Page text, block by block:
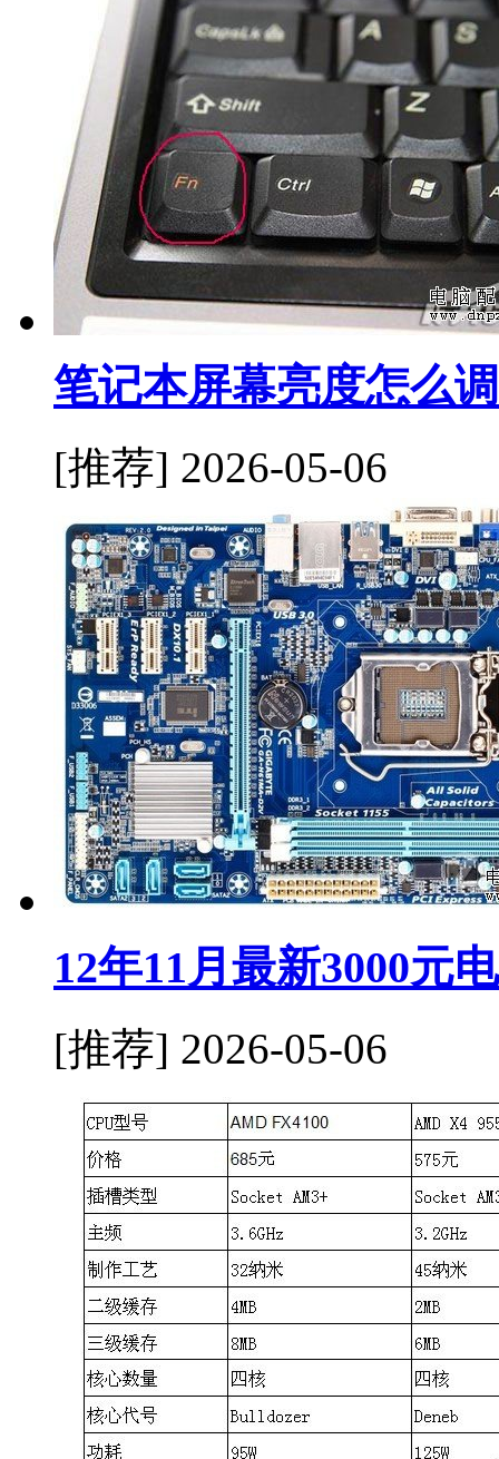
笔记本屏幕亮度怎么
[推荐] 2026-05-06
12年11月最新3000元
[推荐] 2026-05-06